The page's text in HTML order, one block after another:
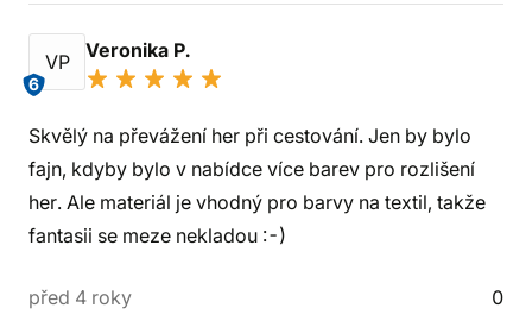
VP
6
Veronika P.
Skvělý na převážení her při cestování. Jen by bylo
fajn, kdyby bylo v nabídce více barev pro rozlišení
her. Ale materiál je vhodný pro barvy na textil, takže
fantasii se meze nekladou :-)
před 4 roky 0